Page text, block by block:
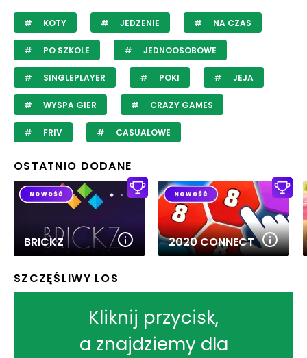
KOTY JEDZENIE NA CZAS
PO SZKOLE JEDNOOSOBOWE
SINGLEPLAYER POKI JEJA
WYSPA GIER CRAZY GAMES
FRIV CASUALOWE
OSTATNIO DODANE
BRICKZ 2020 CONNECT
SZCZĘŚLIWY LOS
Kliknij przycisk,
a znajdziemy dla